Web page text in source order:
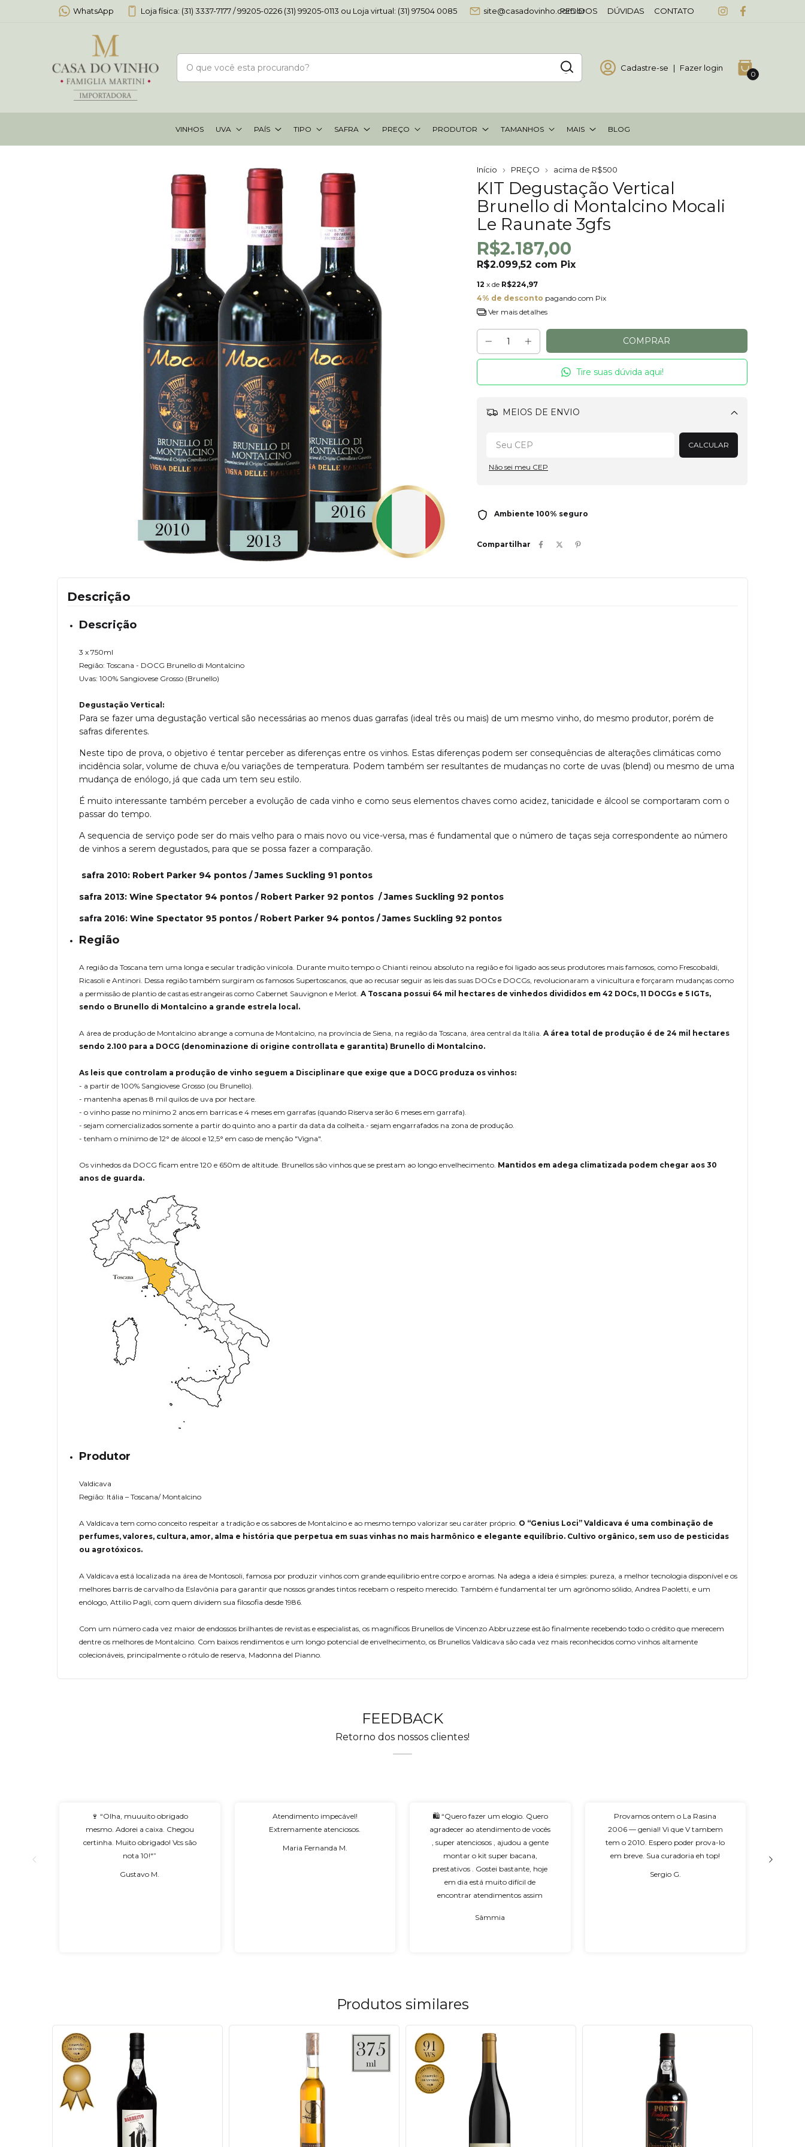
WhatsApp Loja física: (31) 3337-7177 / 99205-0226 (31) 99205-0113 ou Loja virtual: (31) 97504 0085 site@casadovinho.com.br
PEDIDOS DÚVIDAS CONTATO
Cadastre-se | Fazer login
0
VINHOS UVA PAÍS TIPO SAFRA PREÇO PRODUTOR TAMANHOS MAIS BLOG
Início PREÇO acima de R$500
KIT Degustação Vertical
Brunello di Montalcino Mocali
Le Raunate 3gfs
R$2.187,00
R$2.099,52 com Pix
12 x de R$224,97
4% de desconto pagando com Pix
Ver mais detalhes
Tire suas dúvida aqui!
MEIOS DE ENVIO
Alterar CEP
CALCULAR
Não sei meu CEP
Ambiente 100% seguro
Compartilhar
Descrição
Descrição
3 x 750ml
Região: Toscana - DOCG Brunello di Montalcino
Uvas: 100% Sangiovese Grosso (Brunello)
Degustação Vertical:
Para se fazer uma degustação vertical são necessárias ao menos duas garrafas (ideal três ou mais) de um mesmo vinho, do mesmo produtor, porém de
safras diferentes.
Neste tipo de prova, o objetivo é tentar perceber as diferenças entre os vinhos. Estas diferenças podem ser consequências de alterações climáticas como
incidência solar, volume de chuva e/ou variações de temperatura. Podem também ser resultantes de mudanças no corte de uvas (blend) ou mesmo de uma
mudança de enólogo, já que cada um tem seu estilo.
É muito interessante também perceber a evolução de cada vinho e como seus elementos chaves como acidez, tanicidade e álcool se comportaram com o
passar do tempo.
A sequencia de serviço pode ser do mais velho para o mais novo ou vice-versa, mas é fundamental que o número de taças seja correspondente ao número
de vinhos a serem degustados, para que se possa fazer a comparação.
safra 2010: Robert Parker 94 pontos /James Suckling 91 pontos
safra 2013: Wine Spectator 94 pontos / Robert Parker 92 pontos /James Suckling 92 pontos
safra 2016: Wine Spectator 95 pontos / Robert Parker 94 pontos /James Suckling 92 pontos
Região
A região da Toscana tem uma longa e secular tradição vinícola. Durante muito tempo o Chianti reinou absoluto na região e foi ligado aos seus produtores mais famosos, como Frescobaldi,
Ricasoli e Antinori. Dessa região também surgiram os famosos Supertoscanos, que ao recusar seguir as leis das suas DOCs e DOCGs, revolucionaram a vinicultura e forçaram mudanças como
a permissão de plantio de castas estrangeiras como Cabernet Sauvignon e Merlot. A Toscana possui 64 mil hectares de vinhedos divididos em 42 DOCs, 11 DOCGs e 5 IGTs,
sendo o Brunello di Montalcino a grande estrela local.
A área de produção de Montalcino abrange a comuna de Montalcino, na província de Siena, na região da Toscana, área central da Itália. A área total de produção é de 24 mil hectares
sendo 2.100 para a DOCG (denominazione di origine controllata e garantita) Brunello di Montalcino.
As leis que controlam a produção de vinho seguem a Disciplinare que exige que a DOCG produza os vinhos:
- a partir de 100% Sangiovese Grosso (ou Brunello).
- mantenha apenas 8 mil quilos de uva por hectare.
- o vinho passe no mínimo 2 anos em barricas e 4 meses em garrafas (quando Riserva serão 6 meses em garrafa).
- sejam comercializados somente a partir do quinto ano a partir da data da colheita.- sejam engarrafados na zona de produção.
- tenham o mínimo de 12° de álcool e 12,5° em caso de menção "Vigna".
Os vinhedos da DOCG ficam entre 120 e 650m de altitude. Brunellos são vinhos que se prestam ao longo envelhecimento. Mantidos em adega climatizada podem chegar aos 30
anos de guarda.
Produtor
Valdicava
Região: Itália – Toscana/ Montalcino
A Valdicava tem como conceito respeitar a tradição e os sabores de Montalcino e ao mesmo tempo valorizar seu caráter próprio. O “Genius Loci” Valdicava é uma combinação de
perfumes, valores, cultura, amor, alma e história que perpetua em suas vinhas no mais harmônico e elegante equilíbrio. Cultivo orgânico, sem uso de pesticidas
ou agrotóxicos.
A Valdicava está localizada na área de Montosoli, famosa por produzir vinhos com grande equilibrio entre corpo e aromas. Na adega a ideia é simples: pureza, a melhor tecnologia disponível e os
melhores barris de carvalho da Eslavônia para garantir que nossos grandes tintos recebam o respeito merecido. Também é fundamental ter um agrônomo sólido, Andrea Paoletti, e um
enólogo, Attilio Pagli, com quem dividem sua filosofia desde 1986.
Com um número cada vez maior de endossos brilhantes de revistas e especialistas, os magníficos Brunellos de Vincenzo Abbruzzese estão finalmente recebendo todo o crédito que merecem
dentre os melhores de Montalcino. Com baixos rendimentos e um longo potencial de envelhecimento, os Brunellos Valdicava são cada vez mais reconhecidos como vinhos altamente
colecionáveis, principalmente o rótulo de reserva, Madonna del Pianno.
FEEDBACK
Retorno dos nossos clientes!
🍷 “Olha, muuuito obrigado
mesmo. Adorei a caixa. Chegou
certinha. Muito obrigado! Vcs são
nota 10!"”
Gustavo M.
Atendimento impecável!
Extremamente atenciosos.
Maria Fernanda M.
🛍️ “Quero fazer um elogio. Quero
agradecer ao atendimento de vocês
, super atenciosos , ajudou a gente
montar o kit super bacana,
prestativos . Gostei bastante, hoje
em dia está muito difícil de
encontrar atendimentos assim
abençoe vocês 🥰🥰!
Sâmmia
Provamos ontem o La Rasina
2006 — genial! Vi que V tambem
tem o 2010. Espero poder prova-lo
em breve. Sua curadoria eh top!
Sergio G.
Produtos similares